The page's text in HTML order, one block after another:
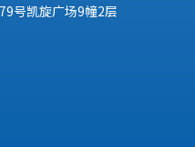
号凯旋广场9幢2层